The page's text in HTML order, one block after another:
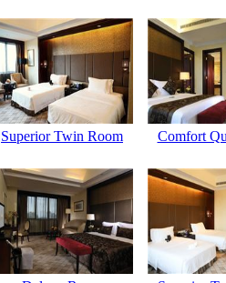
Superior Twin Room Comfort